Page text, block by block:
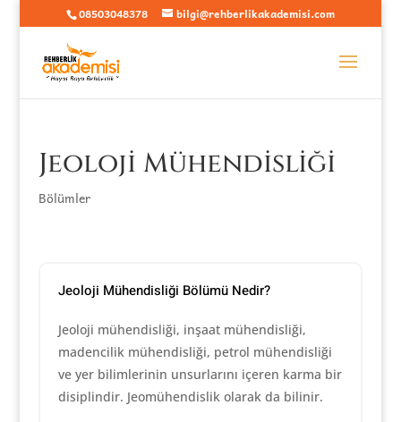
08503048378 bilgi@rehberlikakademisi.com
Jeoloji Mühendisliği
Bölümler
Jeoloji Mühendisliği Bölümü Nedir?
Jeoloji mühendisliği, inşaat mühendisliği,
madencilik mühendisliği, petrol mühendisliği
ve yer bilimlerinin unsurlarını içeren karma bir
disiplindir. Jeomühendislik olarak da bilinir.